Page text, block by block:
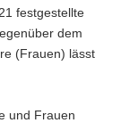
festgestellte
dem
(Frauen) lässt
und Frauen